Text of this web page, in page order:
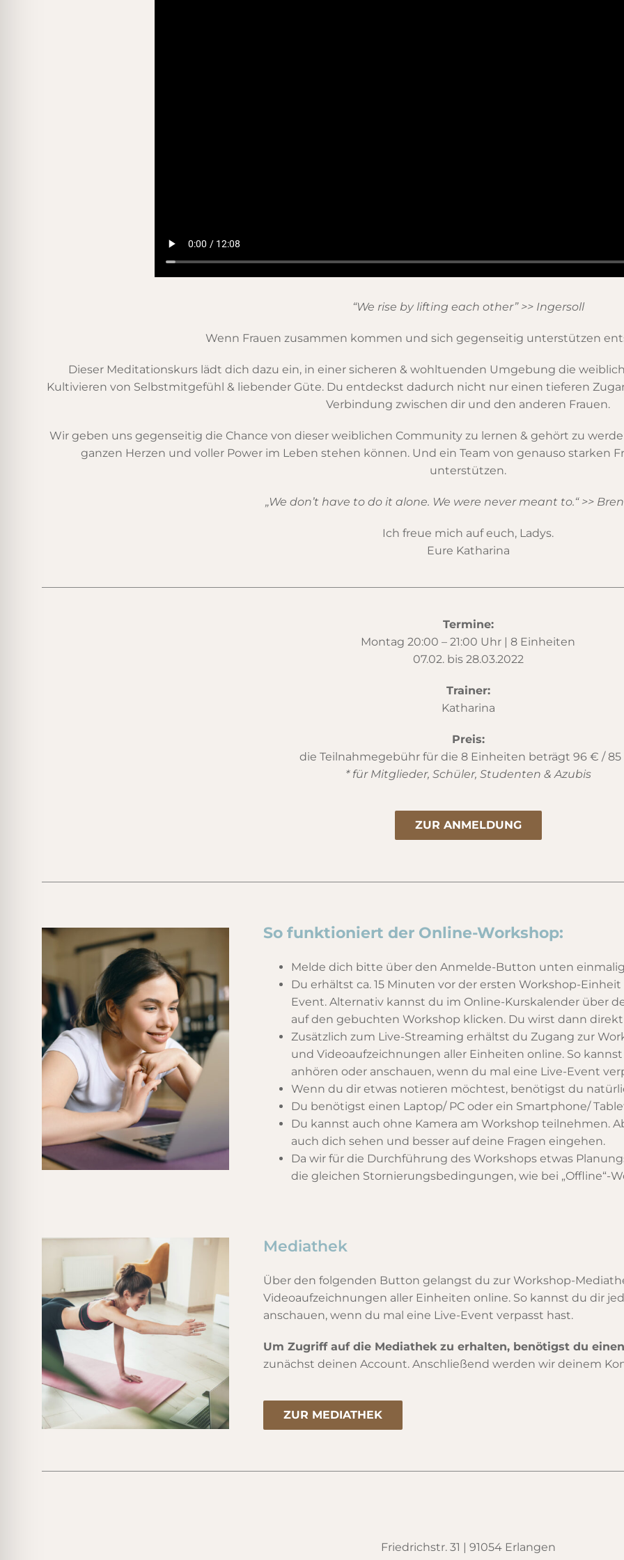
“We rise by lifting each other” >> Ingersoll
Wenn Frauen zusammen kommen und sich gegenseitig unterstützen
Dieser Meditationskurs lädt dich dazu ein, in einer sicheren & wohltuenden Umgebung die
Kultivieren von Selbstmitgefühl & liebender Güte. Du entdeckst dadurch nicht nur einen tieferen
Verbindung zwischen dir und den anderen Frauen.
Wir geben uns gegenseitig die Chance von dieser weiblichen Community zu lernen & gehört zu
ganzen Herzen und voller Power im Leben stehen können. Und ein Team von genauso starken
unterstützen.
„We don’t have to do it alone. We were never meant to.“ >>
Ich freue mich auf euch, Ladys.
Eure Katharina
Termine:
Montag 20:00 – 21:00 Uhr | 8 Einheiten
07.02. bis 28.03.2022
Trainer:
Katharina
Preis:
die Teilnahmegebühr für die 8 Einheiten beträgt 96 € / 85
* für Mitglieder, Schüler, Studenten & Azubis
ZUR ANMELDUNG
So funktioniert der Online-Workshop:
Melde dich bitte über den Anmelde-Button unten
Du erhältst ca. 15 Minuten vor der ersten Workshop-
Event. Alternativ kannst du im Online-Kurskalender über
auf den gebuchten Workshop klicken. Du wirst dann
Zusätzlich zum Live-Streaming erhältst du Zugang zur
und Videoaufzeichnungen aller Einheiten online. So
anhören oder anschauen, wenn du mal eine Live-Event
Wenn du dir etwas notieren möchtest, benötigst du
Du benötigst einen Laptop/ PC oder ein Smartphone/
Du kannst auch ohne Kamera am Workshop teilnehmen.
auch dich sehen und besser auf deine Fragen eingehen.
Da wir für die Durchführung des Workshops etwas
die gleichen Stornierungsbedingungen, wie bei „Offline“-
Mediathek
Über den folgenden Button gelangst du zur Workshop-
Videoaufzeichnungen aller Einheiten online. So kannst du dir
anschauen, wenn du mal eine Live-Event verpasst hast.
Um Zugriff auf die Mediathek zu erhalten, benötigst du
zunächst deinen Account. Anschließend werden wir deinem
ZUR MEDIATHEK
Friedrichstr. 31 | 91054 Erlangen